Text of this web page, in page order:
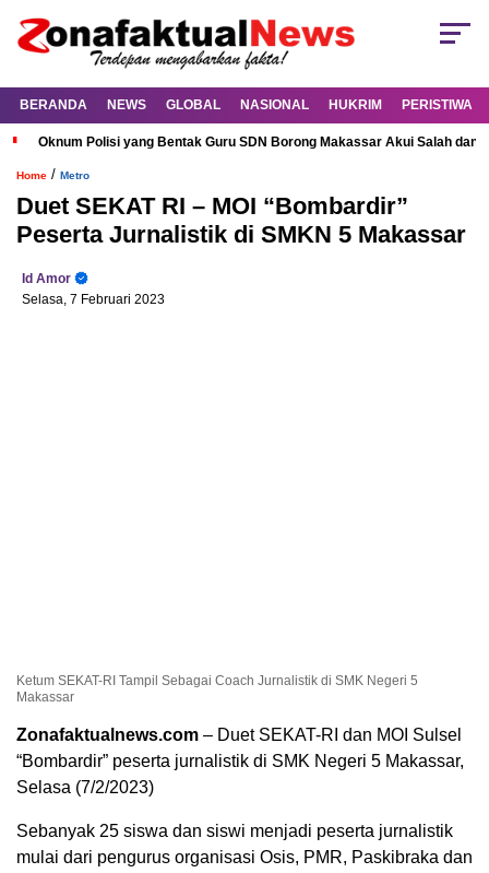
BERANDA NEWS GLOBAL NASIONAL HUKRIM PERISTIWA
Oknum Polisi yang Bentak Guru SDN Borong Makassar Akui Salah dan
Home / Metro
Duet SEKAT RI – MOI “Bombardir”
Peserta Jurnalistik di SMKN 5 Makassar
Id Amor
Selasa, 7 Februari 2023
Ketum SEKAT-RI Tampil Sebagai Coach Jurnalistik di SMK Negeri 5
Makassar
Zonafaktualnews.com – Duet SEKAT-RI dan MOI Sulsel
“Bombardir” peserta jurnalistik di SMK Negeri 5 Makassar,
Selasa (7/2/2023)
Sebanyak 25 siswa dan siswi menjadi peserta jurnalistik
mulai dari pengurus organisasi Osis, PMR, Paskibraka dan